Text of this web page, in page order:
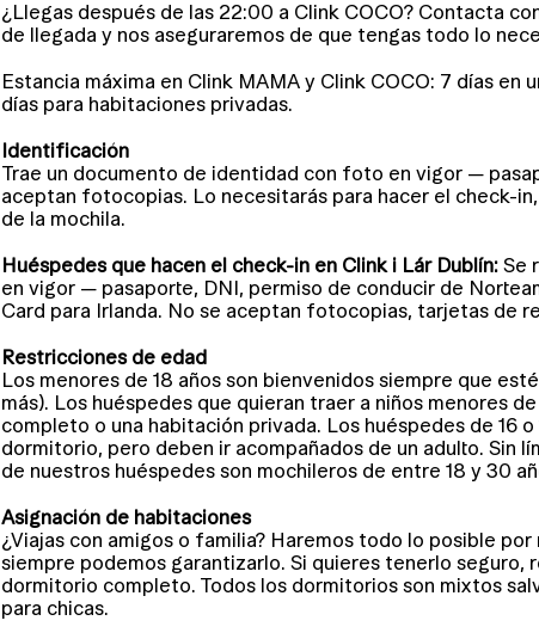
¿Llegas después de las 22:00 a Clink COCO? Contacta
de llegada y nos aseguraremos de que tengas todo lo
Estancia máxima en Clink MAMA y Clink COCO: 7 días
días para habitaciones privadas.
Identificación
Trae un documento de identidad con foto en vigor —
aceptan fotocopias. Lo necesitarás para hacer el check-
de la mochila.
Huéspedes que hacen el check-in en Clink i Lár Dublín:Se
en vigor — pasaporte, DNI, permiso de conducir de
Card para Irlanda. No se aceptan fotocopias, tarjetas de
Restricciones de edad
Los menores de 18 años son bienvenidos siempre que
más). Los huéspedes que quieran traer a niños menores
completo o una habitación privada. Los huéspedes de 16
dormitorio, pero deben ir acompañados de un adulto. Sin
de nuestros huéspedes son mochileros de entre 18 y 30
Asignación de habitaciones
¿Viajas con amigos o familia? Haremos todo lo posible
siempre podemos garantizarlo. Si quieres tenerlo seguro,
dormitorio completo. Todos los dormitorios son mixtos
para chicas.